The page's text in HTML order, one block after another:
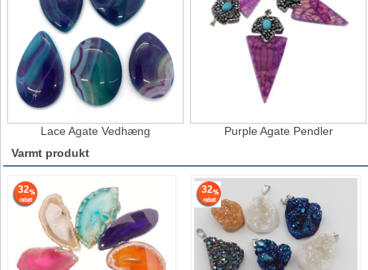
Lace Agate Vedhæng Purple Agate Pendler
Varmt produkt
32 32